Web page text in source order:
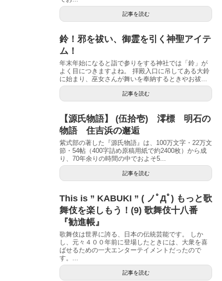
記事を読む
鈴！邪を祓い、御霊を引く神聖アイテ
ム！
年末年始になると詣で参りをする神社では「鈴」が
よく目につきますよね。 拝殿入口に吊してある大鈴
に始まり、巫女さんが舞いを奉納するときやお祓...
記事を読む
【源氏物語】 (伍拾壱) 澪標 明石の
物語 住吉浜の邂逅
紫式部の著した『源氏物語』は、100万文字・22万文
節・54帖（400字詰め原稿用紙で約2400枚）から成
り、70年余りの時間の中でおよそ5...
記事を読む
This is ” KABUKI ” ( ノﾟДﾟ) もっと歌
舞伎を楽しもう！(9) 歌舞伎十八番
『勧進帳』
歌舞伎は世界に誇る、日本の伝統芸能です。 しか
し、元々４００年前に登場したときには、大衆を喜
ばせるための一大エンターテイメントだったので
す。...
記事を読む